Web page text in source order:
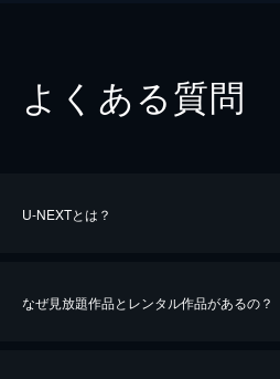
よくある質問
U-NEXTとは？
なぜ見放題作品とレンタル作品があるの？